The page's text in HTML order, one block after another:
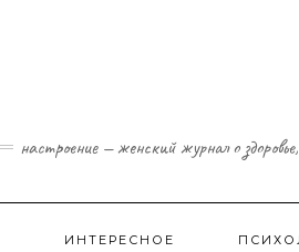
настроение — женский журнал о
ИНТЕРЕСНОЕ